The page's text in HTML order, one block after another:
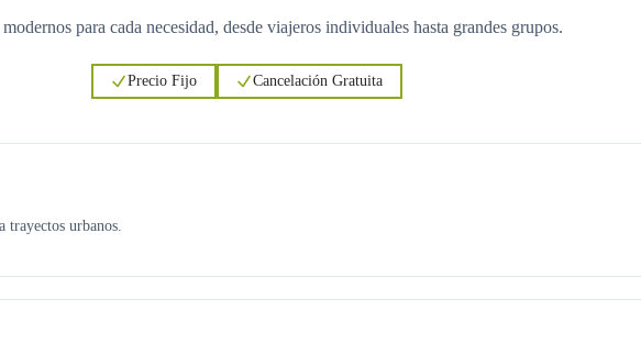
para cada necesidad, desde viajeros individuales hasta grandes grupos.
Precio Fijo Cancelación Gratuita
urbanos.